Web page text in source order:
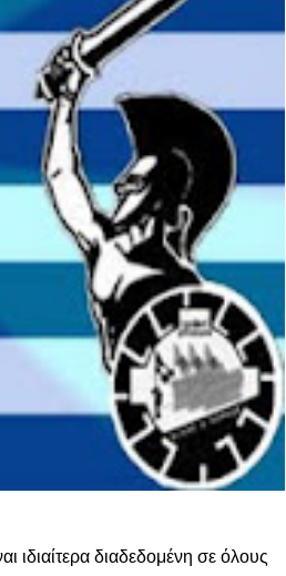
ιδιαίτερα διαδεδομένη σε όλους